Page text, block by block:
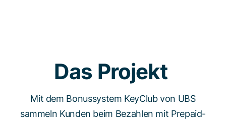
Das Projekt
Mit dem Bonussystem KeyClub von UBS
sammeln Kunden beim Bezahlen mit Prepaid-